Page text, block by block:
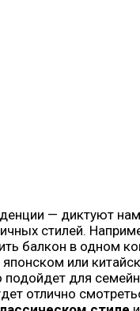
— диктуют
стилей.
балкон в одном
японском или
подойдет для
отлично